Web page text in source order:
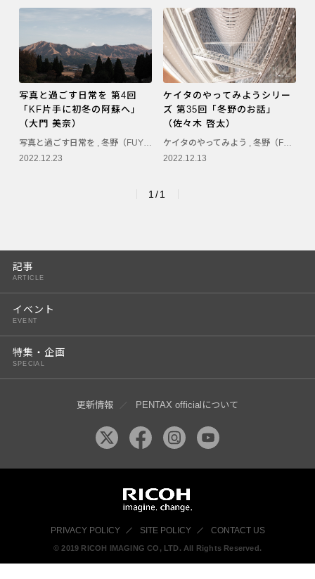
PENTAX KP
PENTAX 645Z
写真と過ごす日常を 第4回
「KF片手に初冬の阿蘇へ」
（大門 美奈）
写真と過ごす日常を
冬野（FUYUNO）
2022.12.23
ケイタのやってみようシリー
ズ 第35回「冬野のお話」
（佐々木 啓太）
ケイタのやってみよう
冬野（FUYUNO）
2022.12.13
1/1
記事
ARTICLE
イベント
EVENT
特集・企画
SPECIAL
更新情報 PENTAX officialについて
PRIVACY POLICY SITE POLICY CONTACT US
© 2019 RICOH IMAGING CO, LTD. All Rights Reserved.